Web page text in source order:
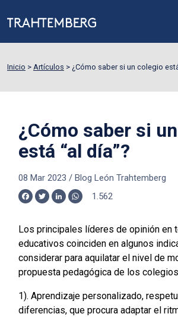
Inicio > Artículos > ¿Cómo saber si un colegio
¿Cómo saber si
está “al día”?
08 Mar 2023 / Blog León Trahtemberg
Facebook
TwitterLinkedInWhatsApp
1.562
Los principales líderes de opinión en
educativos coinciden en algunos
considerar para aquilatar el nivel de
propuesta pedagógica de los
1). Aprendizaje personalizado,
diferencias, que procura adaptar el